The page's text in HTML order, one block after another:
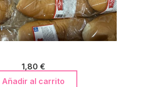
1,80 €
Añadir al carrito